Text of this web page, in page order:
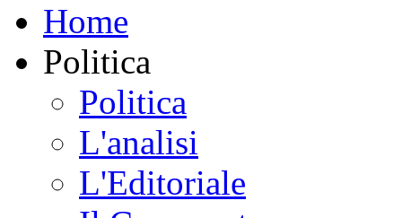
Home
Politica
Politica
L'analisi
L'Editoriale